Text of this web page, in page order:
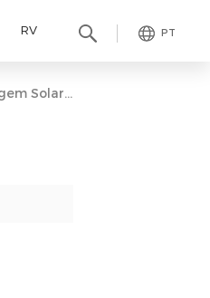
PT
RV
Gancho De Suporte De Montagem Solar No Telhado De Telha